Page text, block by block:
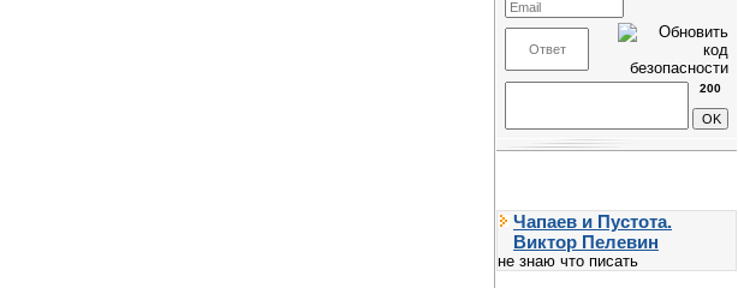
200
Чапаев и Пустота.
Виктор Пелевин
не знаю что писать